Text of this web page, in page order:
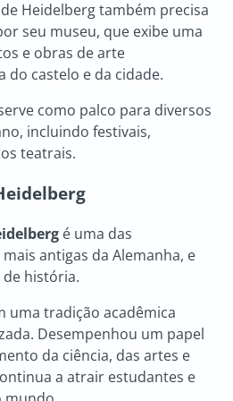
Heidelberg também precisa
seu museu, que exibe uma
e obras de arte
do castelo e da cidade.
como palco para diversos
incluindo festivais,
teatrais.
é uma das
antigas da Alemanha, e
de história.
uma tradição acadêmica
Desempenhou um papel
da ciência, das artes e
a atrair estudantes e